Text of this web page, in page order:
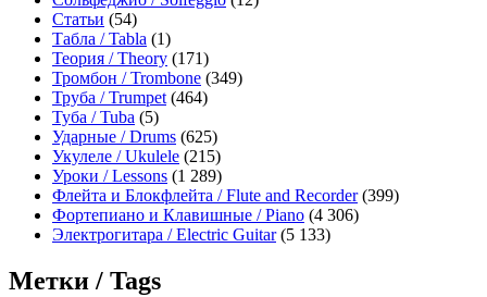
Статьи (54)
Табла / Tabla (1)
Теория / Theory (171)
Тромбон / Trombone (349)
Труба / Trumpet (464)
Туба / Tuba (5)
Ударные / Drums (625)
Укулеле / Ukulele (215)
Уроки / Lessons (1 289)
Флейта и Блокфлейта / Flute and Recorder(399)
Фортепиано и Клавишные / Piano (4 306)
Электрогитара / Electric Guitar(5 133)
Метки / Tags